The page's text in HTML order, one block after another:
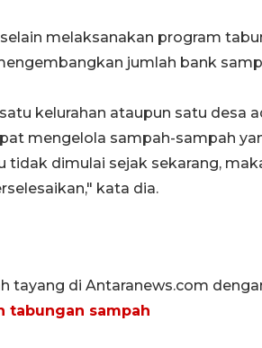
melaksanakan program
jumlah bank
kelurahan ataupun satu desa
mengelola sampah-sampah
tidak dimulai sejak sekarang,
kata dia.
tayang di Antaranews.com
tabungan sampah